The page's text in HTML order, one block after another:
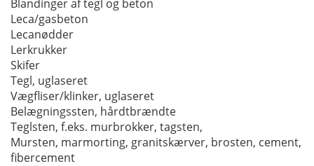
Blandinger af tegl og beton
Leca/gasbeton
Lecanødder
Lerkrukker
Skifer
Tegl, uglaseret
Vægfliser/klinker, uglaseret
Belægningssten, hårdtbrændte
Teglsten, f.eks. murbrokker, tagsten,
Mursten, marmorting, granitskærver, brosten, cement,
fibercement